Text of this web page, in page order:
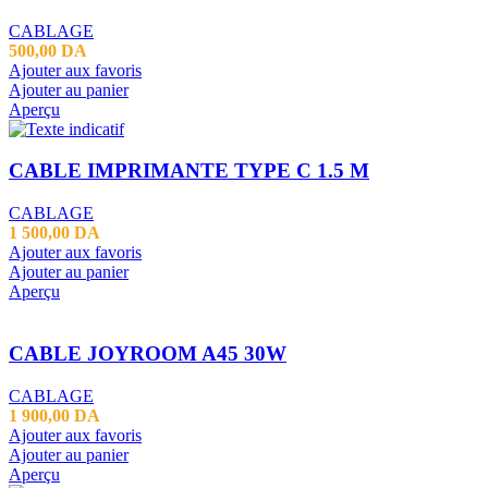
CABLAGE
500,00 DA
Ajouter aux favoris
Ajouter au panier
Aperçu
CABLE IMPRIMANTE TYPE C 1.5 M
CABLAGE
1 500,00 DA
Ajouter aux favoris
Ajouter au panier
Aperçu
CABLE JOYROOM A45 30W
CABLAGE
1 900,00 DA
Ajouter aux favoris
Ajouter au panier
Aperçu